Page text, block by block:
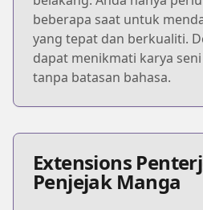
beberapa saat untuk
yang tepat dan berkualiti.
dapat menikmati karya
tanpa batasan bahasa.
Extensions
Penjejak Manga